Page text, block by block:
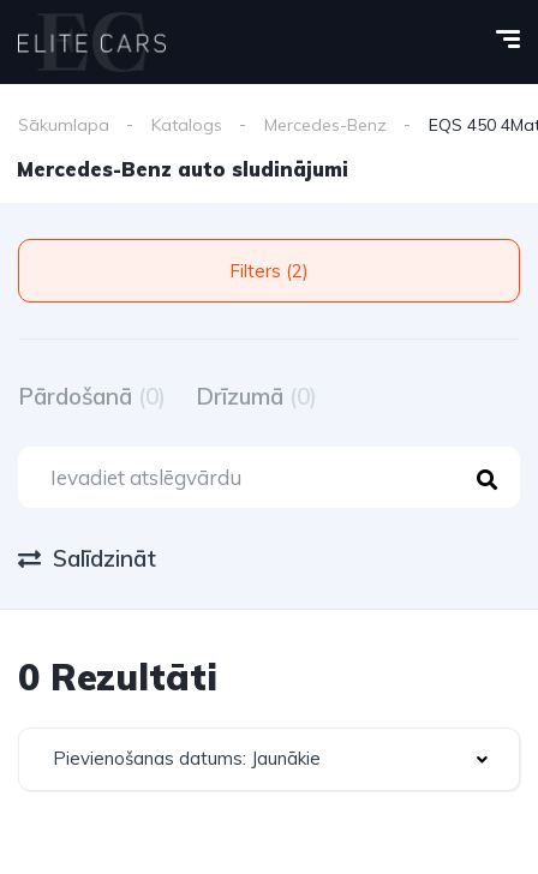
Sākumlapa Katalogs Mercedes-Benz EQS 450
Mercedes-Benz auto sludinājumi
Filters (2)
Pārdošanā (0) Drīzumā (0)
Salīdzināt
0 Rezultāti
Pievienošanas datums: Jaunākie